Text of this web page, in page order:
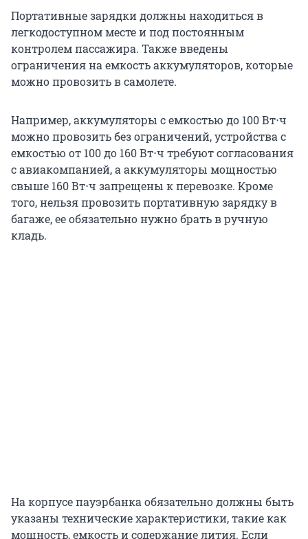
Портативные зарядки должны находиться в
легкодоступном месте и под постоянным
контролем пассажира. Также введены
ограничения на емкость аккумуляторов, которые
можно провозить в самолете.
Например, аккумуляторы с емкостью до 100 Вт⋅ч
можно провозить без ограничений, устройства с
емкостью от 100 до 160 Вт⋅ч требуют согласования
с авиакомпанией, а аккумуляторы мощностью
свыше 160 Вт⋅ч запрещены к перевозке. Кроме
того, нельзя провозить портативную зарядку в
багаже, ее обязательно нужно брать в ручную
кладь.
На корпусе пауэрбанка обязательно должны быть
указаны технические характеристики, такие как
мощность, емкость и содержание лития. Если